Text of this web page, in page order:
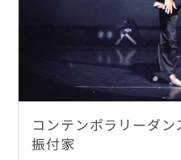
コンテンポラリーダ
振付家